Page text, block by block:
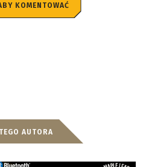
KOMENTOWAĆ
AUTORA